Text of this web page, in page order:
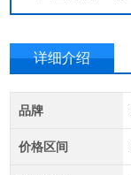
详细介绍
品牌
价格区间